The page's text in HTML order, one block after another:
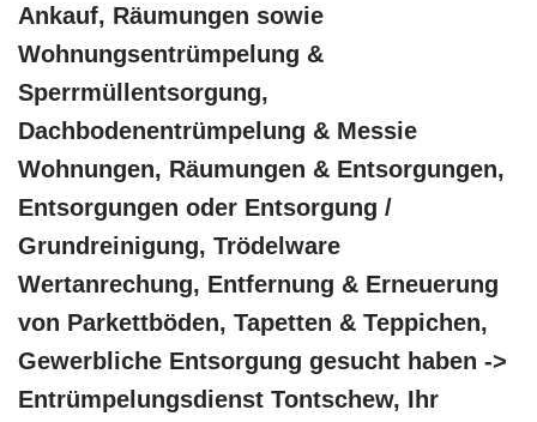
Ankauf, Räumungen sowie
Wohnungsentrümpelung &
Sperrmüllentsorgung,
Dachbodenentrümpelung & Messie
Wohnungen, Räumungen & Entsorgungen,
Entsorgungen oder Entsorgung /
Grundreinigung, Trödelware
Wertanrechung, Entfernung & Erneuerung
von Parkettböden, Tapetten & Teppichen,
Gewerbliche Entsorgung gesucht haben ->
Entrümpelungsdienst Tontschew, Ihr